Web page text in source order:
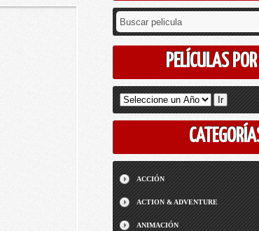
PELÍCULAS
ACCIÓN
ACTION & ADVENTURE
ANIMACIÓN